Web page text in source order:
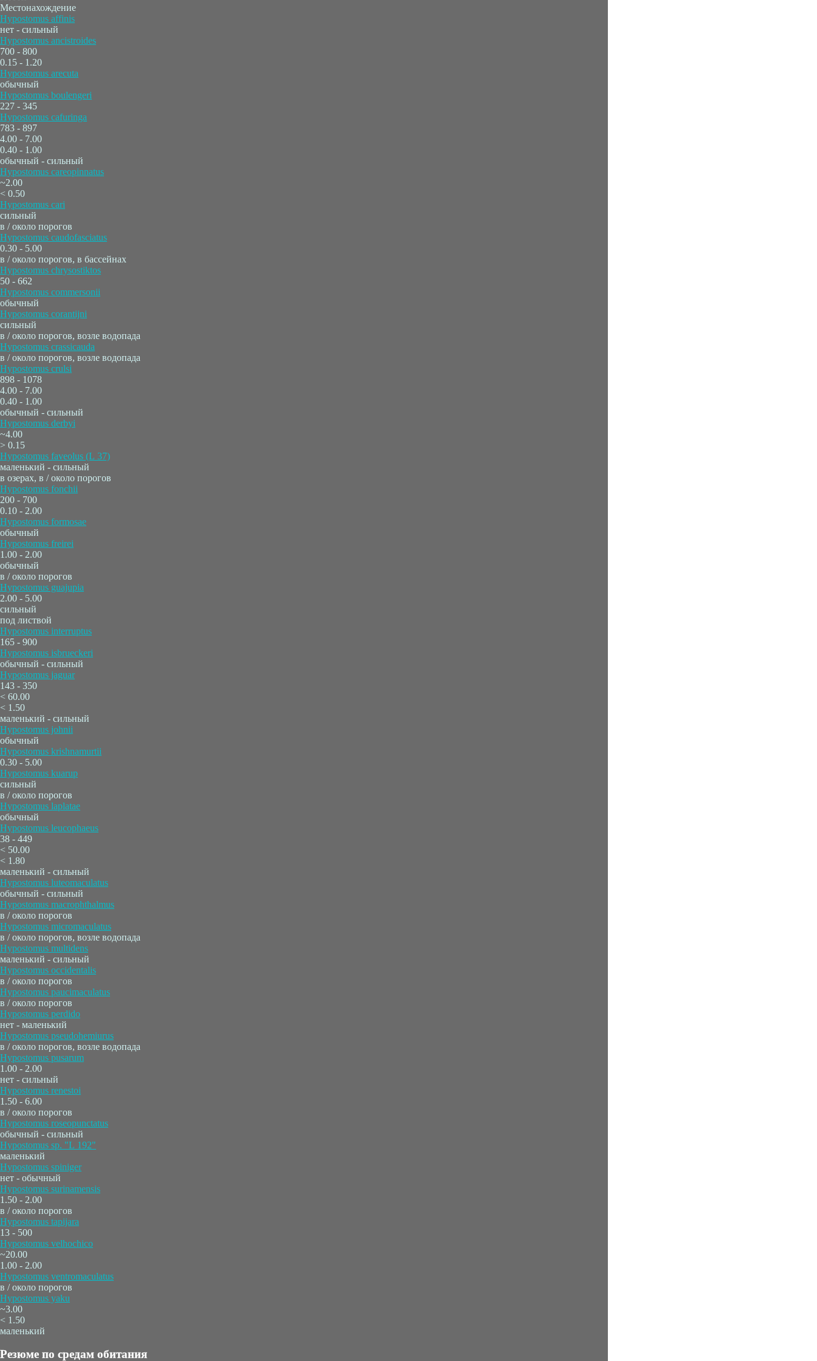
Местонахождение
Hypostomus affinis
нет - сильный
Hypostomus ancistroides
700 - 800
0.15 - 1.20
Hypostomus arecuta
обычный
Hypostomus boulengeri
227 - 345
Hypostomus cafuringa
783 - 897
4.00 - 7.00
0.40 - 1.00
обычный - сильный
Hypostomus careopinnatus
~2.00
< 0.50
Hypostomus cari
сильный
в / около порогов
Hypostomus caudofasciatus
0.30 - 5.00
в / около порогов, в бассейнах
Hypostomus chrysostiktos
50 - 662
Hypostomus commersonii
обычный
Hypostomus corantijni
сильный
в / около порогов, возле водопада
Hypostomus crassicauda
в / около порогов, возле водопада
Hypostomus crulsi
898 - 1078
4.00 - 7.00
0.40 - 1.00
обычный - сильный
Hypostomus derbyi
~4.00
> 0.15
Hypostomus faveolus (L 37)
маленький - сильный
в озерах, в / около порогов
Hypostomus fonchii
200 - 700
0.10 - 2.00
Hypostomus formosae
обычный
Hypostomus freirei
1.00 - 2.00
обычный
в / около порогов
Hypostomus guajupia
2.00 - 5.00
сильный
под листвой
Hypostomus interruptus
165 - 900
Hypostomus isbrueckeri
обычный - сильный
Hypostomus jaguar
143 - 350
< 60.00
< 1.50
маленький - сильный
Hypostomus johnii
обычный
Hypostomus krishnamurtii
0.30 - 5.00
Hypostomus kuarup
сильный
в / около порогов
Hypostomus laplatae
обычный
Hypostomus leucophaeus
38 - 449
< 50.00
< 1.80
маленький - сильный
Hypostomus luteomaculatus
обычный - сильный
Hypostomus macrophthalmus
в / около порогов
Hypostomus micromaculatus
в / около порогов, возле водопада
Hypostomus multidens
маленький - сильный
Hypostomus occidentalis
в / около порогов
Hypostomus paucimaculatus
в / около порогов
Hypostomus perdido
нет - маленький
Hypostomus pseudohemiurus
в / около порогов, возле водопада
Hypostomus pusarum
1.00 - 2.00
нет - сильный
Hypostomus renestoi
1.50 - 6.00
в / около порогов
Hypostomus roseopunctatus
обычный - сильный
Hypostomus sp. "L 192"
маленький
Hypostomus spiniger
нет - обычный
Hypostomus surinamensis
1.50 - 2.00
в / около порогов
Hypostomus tapijara
13 - 500
Hypostomus velhochico
~20.00
1.00 - 2.00
Hypostomus ventromaculatus
в / около порогов
Hypostomus yaku
~3.00
< 1.50
маленький
Резюме по средам обитания